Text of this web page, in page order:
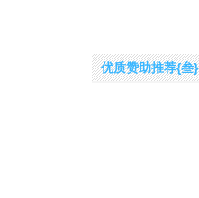
优质赞助推荐{叁}